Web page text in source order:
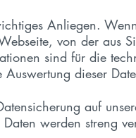
Anliegen.
von der aus
sind für die
dieser
auf
werden streng